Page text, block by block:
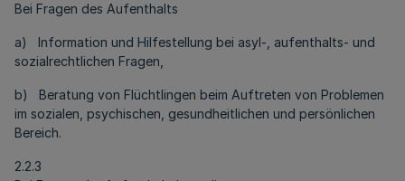
Bei Fragen des Aufenthalts
a) Information und Hilfestellung bei asyl-, aufenthalts- und
sozialrechtlichen Fragen,
b) Beratung von Flüchtlingen beim Auftreten von Problemen
im sozialen, psychischen, gesundheitlichen und persönlichen
Bereich.
2.2.3